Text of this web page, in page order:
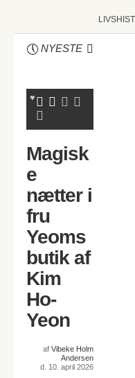
NYESTE
Magisk
e
nætter i
fru
Yeoms
butik af
Kim
Ho-
Yeon
af Vibeke Holm
Andersen
d. 10. april 2026